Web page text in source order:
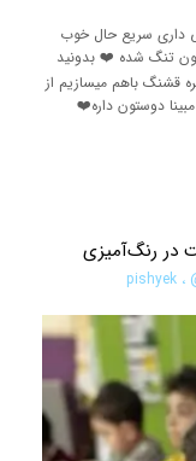
داری سریع حال خوب
تنگ شده ❤️ بدونید
قشنگ باهم میسازیم از
دوستون داره❤️
در رنگ‌آمیزی
،